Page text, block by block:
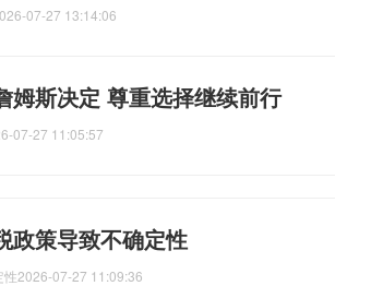
07-27 13:14:06
姆斯决定 尊重选择继续前行
07-27 11:05:57
政策导致不确定性
性2026-07-27 11:09:36